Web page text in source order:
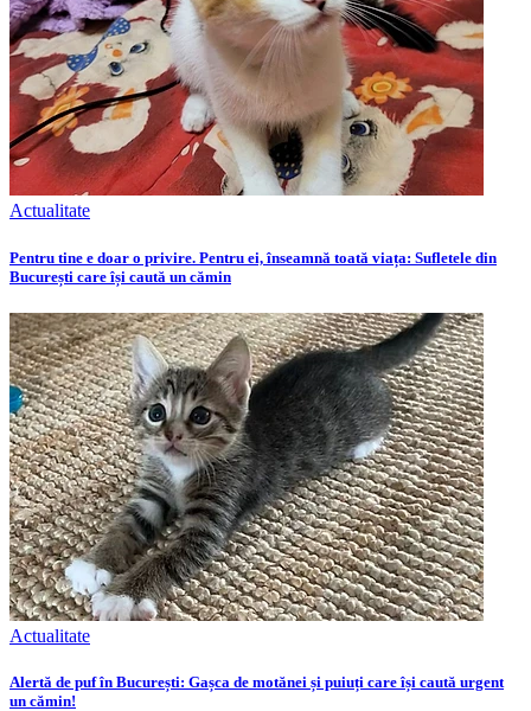
Actualitate
Pentru tine e doar o privire. Pentru ei, înseamnă toată viața: Sufletele din
București care își caută un cămin
Actualitate
Alertă de puf în București: Gașca de motănei și puiuți care își caută urgent
un cămin!